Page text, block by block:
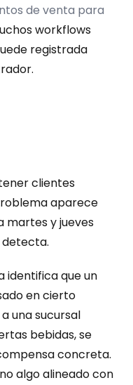
de venta para
workflows
registrada
clientes
aparece
martes y jueves
detecta.
identifica que un
en cierto
una sucursal
bebidas, se
concreta.
algo alineado con